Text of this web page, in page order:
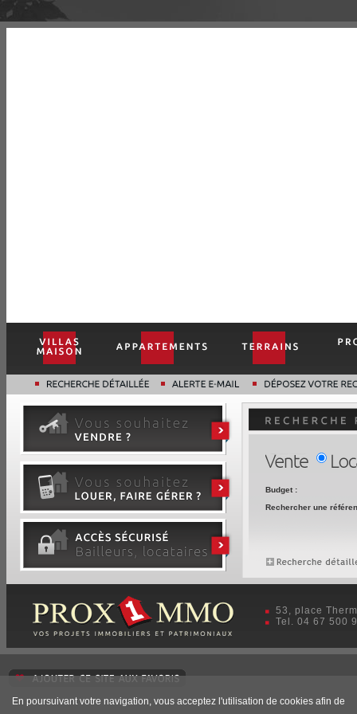
En poursuivant votre navigation, vous acceptez l'utilisation de cookies afin de
Budget :
Rechercher une
53, place
Tel. 04 67 500